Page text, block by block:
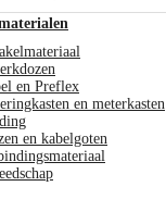
en Preflex
en meterkasten
en kabelgoten